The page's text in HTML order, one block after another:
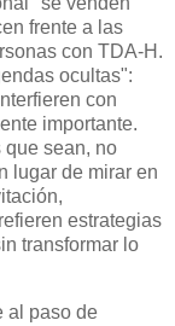
frente a las
con TDA-H.
ocultas":
con
importante.
que sean, no
lugar de mirar en
estrategias
transformar lo
al paso de